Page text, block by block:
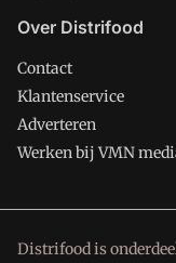
Over Distrifood
Contact
Klantenservice
Adverteren
Werken bij VMN
Distrifood is